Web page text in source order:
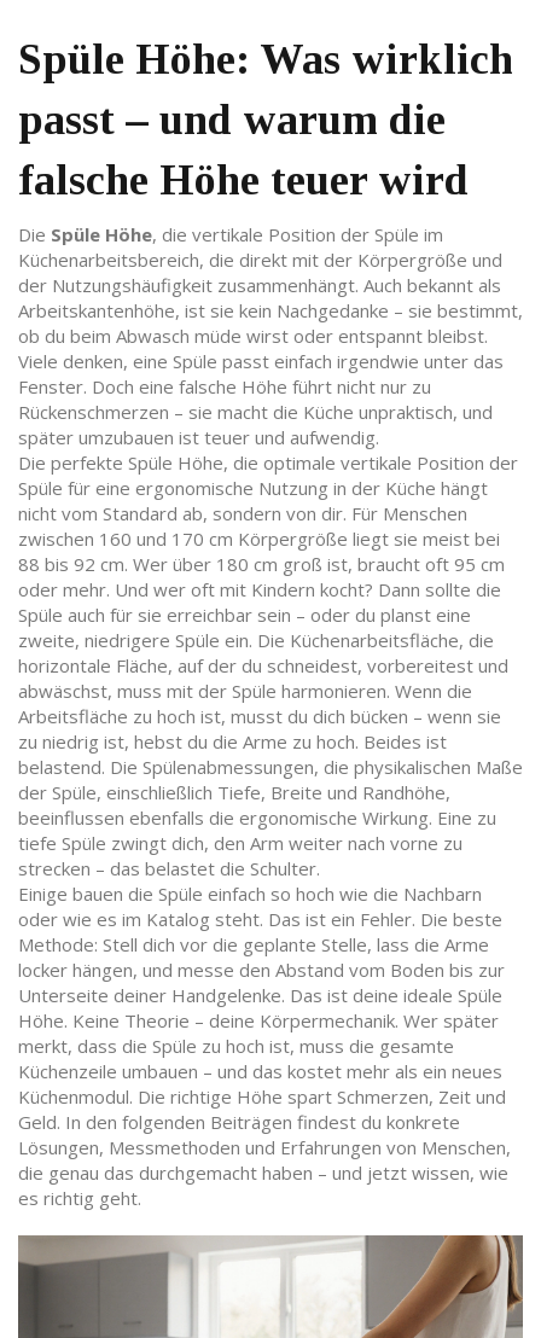
Spüle Höhe: Was wirklich
passt – und warum die
falsche Höhe teuer wird
Die Spüle Höhe, die vertikale Position der Spüle im
Küchenarbeitsbereich, die direkt mit der Körpergröße und
der Nutzungshäufigkeit zusammenhängt. Auch bekannt als
Arbeitskantenhöhe, ist sie kein Nachgedanke – sie bestimmt,
ob du beim Abwasch müde wirst oder entspannt bleibst.
Viele denken, eine Spüle passt einfach irgendwie unter das
Fenster. Doch eine falsche Höhe führt nicht nur zu
Rückenschmerzen – sie macht die Küche unpraktisch, und
später umzubauen ist teuer und aufwendig.
Die perfekte Spüle Höhe, die optimale vertikale Position der
Spüle für eine ergonomische Nutzung in der Küche hängt
nicht vom Standard ab, sondern von dir. Für Menschen
zwischen 160 und 170 cm Körpergröße liegt sie meist bei
88 bis 92 cm. Wer über 180 cm groß ist, braucht oft 95 cm
oder mehr. Und wer oft mit Kindern kocht? Dann sollte die
Spüle auch für sie erreichbar sein – oder du planst eine
zweite, niedrigere Spüle ein. Die Küchenarbeitsfläche, die
horizontale Fläche, auf der du schneidest, vorbereitest und
abwäschst, muss mit der Spüle harmonieren. Wenn die
Arbeitsfläche zu hoch ist, musst du dich bücken – wenn sie
zu niedrig ist, hebst du die Arme zu hoch. Beides ist
belastend. Die Spülenabmessungen, die physikalischen Maße
der Spüle, einschließlich Tiefe, Breite und Randhöhe,
beeinflussen ebenfalls die ergonomische Wirkung. Eine zu
tiefe Spüle zwingt dich, den Arm weiter nach vorne zu
strecken – das belastet die Schulter.
Einige bauen die Spüle einfach so hoch wie die Nachbarn
oder wie es im Katalog steht. Das ist ein Fehler. Die beste
Methode: Stell dich vor die geplante Stelle, lass die Arme
locker hängen, und messe den Abstand vom Boden bis zur
Unterseite deiner Handgelenke. Das ist deine ideale Spüle
Höhe. Keine Theorie – deine Körpermechanik. Wer später
merkt, dass die Spüle zu hoch ist, muss die gesamte
Küchenzeile umbauen – und das kostet mehr als ein neues
Küchenmodul. Die richtige Höhe spart Schmerzen, Zeit und
Geld. In den folgenden Beiträgen findest du konkrete
Lösungen, Messmethoden und Erfahrungen von Menschen,
die genau das durchgemacht haben – und jetzt wissen, wie
es richtig geht.